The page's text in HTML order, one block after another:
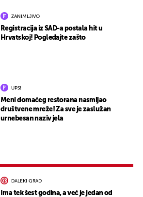
ZANIMLJIVO
Registracija iz SAD-a postala hit u
Hrvatskoj! Pogledajte zašto
UPS!
Meni domaćeg restorana nasmijao
društvene mreže! Za sve je zaslužan
urnebesan naziv jela
DALEKI GRAD
Ima tek šest godina, a već je jedan od